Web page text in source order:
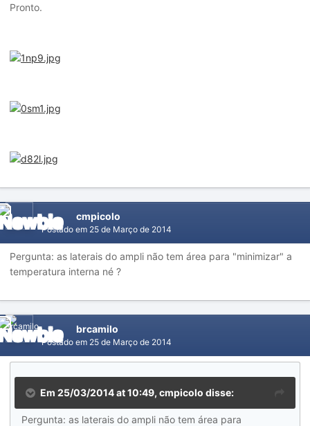
Pronto.
cmpicolo
Postado em 25 de Março de 2014
Pergunta: as laterais do ampli não tem área para "minimizar" a
temperatura interna né ?
brcamilo
Postado em 25 de Março de 2014
Em 25/03/2014 at 10:49, cmpicolo disse:
Pergunta: as laterais do ampli não tem área para